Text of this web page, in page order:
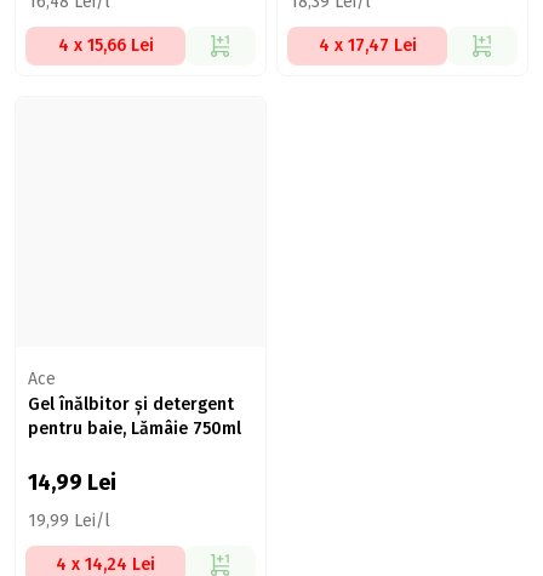
4 x 15,66 Lei 4 x 17,47 Lei
Ace
Gel înălbitor și detergent
pentru baie, Lămâie 750ml
14,99 Lei
19,99 Lei/l
4 x 14,24 Lei